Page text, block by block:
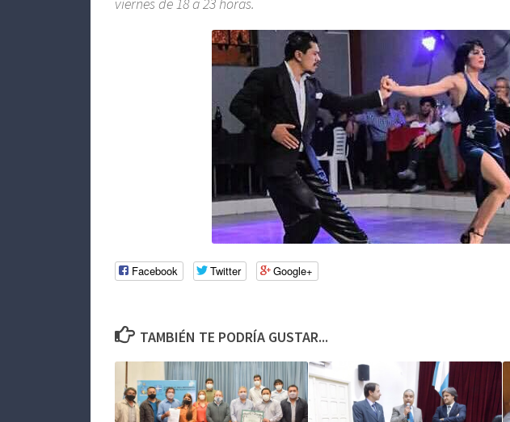
viernes de 18 a 23 horas.
Facebook Twitter Google+
TAMBIÉN TE PODRÍA GUSTAR...